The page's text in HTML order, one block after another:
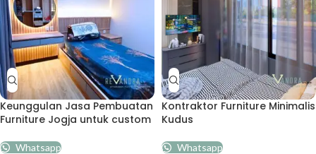
Keunggulan Jasa Pembuatan
Furniture Jogja untuk custom
Whatsapp
Kontraktor Furniture Minimalis
Kudus
Whatsapp